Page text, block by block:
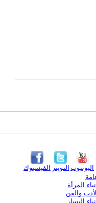
الفيسبوك التويتر اليوتيوب
المرأة
والفن
اليسار